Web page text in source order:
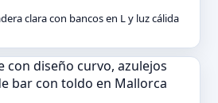
clara con bancos en L y luz cálida